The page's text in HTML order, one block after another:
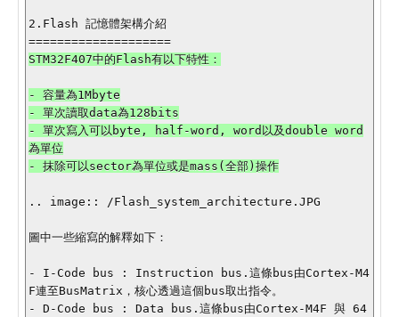
2.Flash 記憶體架構介紹
- 容量為1Mbyte
- 單次讀取data為128bits
- 單次寫入可以byte, half-word, word以及double word
為單位
- 抹除可以sector為單位或是mass(全部)操作
.. image:: /Flash_system_architecture.JPG
圖中一些縮寫的解釋如下：
- I-Code bus : Instruction bus.這條bus由Cortex-M4
F連至BusMatrix，核心透過這個bus取出指令。
- D-Code bus : Data bus.這條bus由Cortex-M4F 與 64